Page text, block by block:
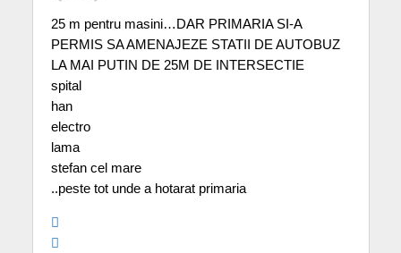
25 m pentru masini…DAR PRIMARIA SI-A
PERMIS SA AMENAJEZE STATII DE AUTOBUZ
LA MAI PUTIN DE 25M DE INTERSECTIE
spital
han
electro
lama
stefan cel mare
..peste tot unde a hotarat primaria